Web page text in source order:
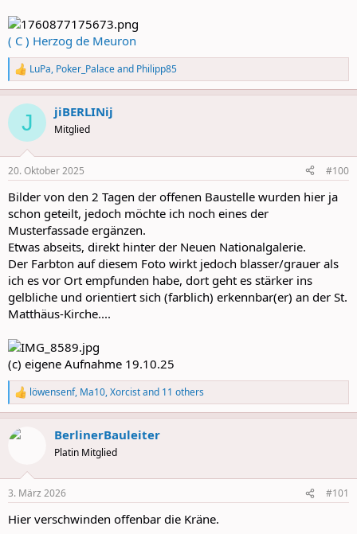
( C ) Herzog de Meuron
R
e
a
c
i
s
LuPa, Poker_Palaceand Philipp85
J jiBERLINij
Mitglied
20. Oktober 2025 #100
Bilder von den 2 Tagen der offenen Baustelle wurden hier ja
schon geteilt, jedoch möchte ich noch eines der
Musterfassade ergänzen.
Etwas abseits, direkt hinter der Neuen Nationalgalerie.
Der Farbton auf diesem Foto wirkt jedoch blasser/grauer als
ich es vor Ort empfunden habe, dort geht es stärker ins
gelbliche und orientiert sich (farblich) erkennbar(er) an der St.
Matthäus-Kirche....
(c) eigene Aufnahme 19.10.25
R
e
a
c
s
löwensenf, Ma10,Xorcistand 11 others
BerlinerBauleiter
Platin Mitglied
3. März 2026 #101
Hier verschwinden offenbar die Kräne.